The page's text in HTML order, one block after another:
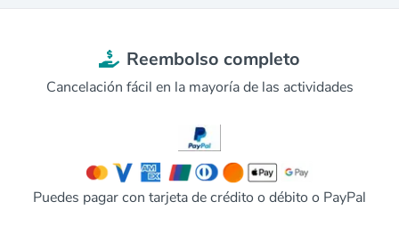
Reembolso completo
Cancelación fácil en la mayoría de las actividades
Puedes pagar con tarjeta de crédito o débito o PayPal